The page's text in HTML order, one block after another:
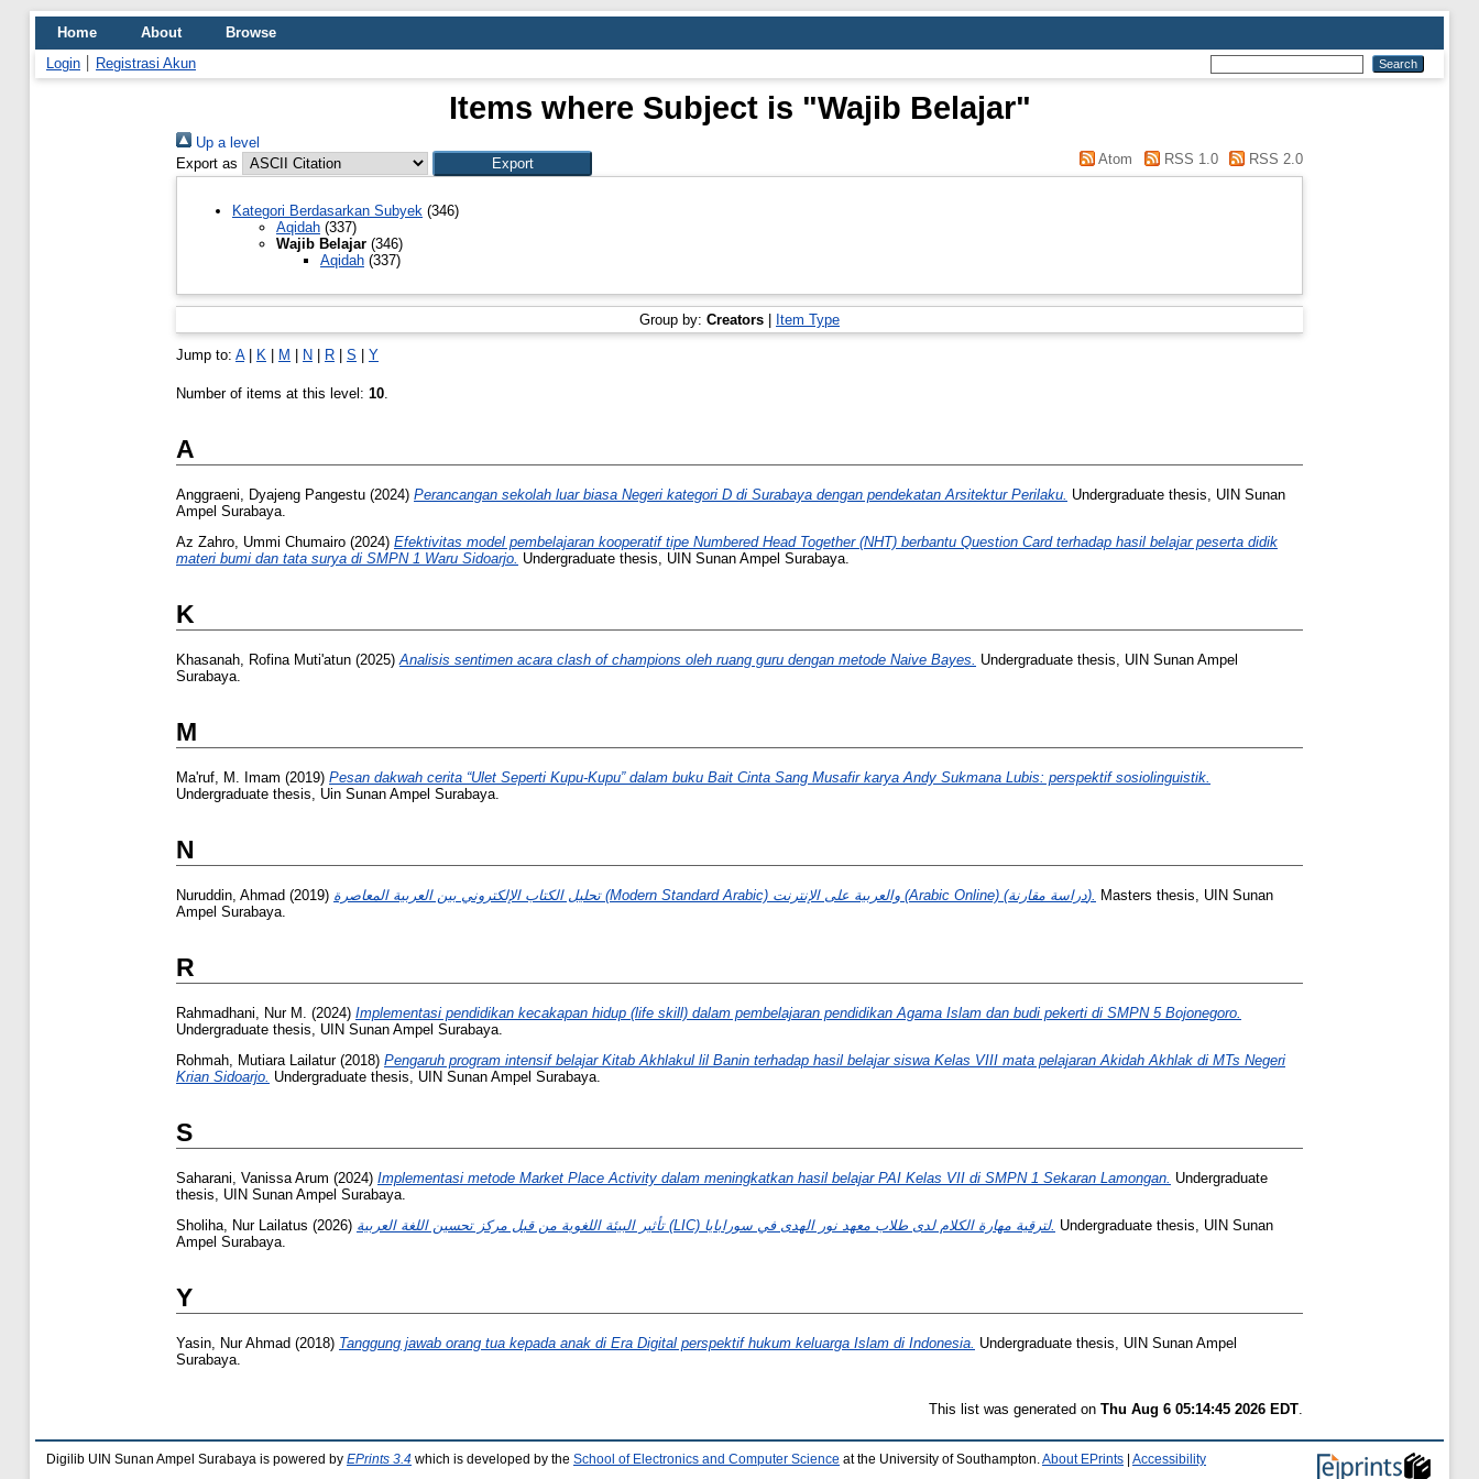
Home About
Browse
Login
Registrasi Akun
Items where Subject is "Wajib Belajar"
Up a level
Export as
Atom RSS 1.0 RSS 2.0
Kategori Berdasarkan Subyek (346)
Aqidah (337)
Wajib Belajar (346)
Aqidah (337)
Group by: Creators | Item Type
Jump to: A| K | M | N | R | S | Y
Number of items at this level: 10
A
Anggraeni, Dyajeng Pangestu (2024) Perancangan sekolah luar biasa Negeri kategori D di Surabaya dengan pendekatan Arsitektur Perilaku. Undergraduate thesis, UIN Sunan
Ampel Surabaya.
Az Zahro, Ummi Chumairo (2024) Efektivitas model pembelajaran kooperatif tipe Numbered Head Together (NHT) berbantu Question Card terhadap hasil belajar peserta didik
materi bumi dan tata surya di SMPN 1 Waru Sidoarjo. Undergraduate thesis, UIN Sunan Ampel Surabaya.
K
Khasanah, Rofina Muti'atun (2025) Analisis sentimen acara clash of champions oleh ruang guru dengan metode Naive Bayes.
Undergraduate thesis, UIN Sunan Ampel
Surabaya.
M
Ma'ruf, M. Imam (2019) Pesan dakwah cerita “Ulet Seperti Kupu-Kupu” dalam buku Bait Cinta Sang Musafir karya Andy Sukmana Lubis: perspektif sosiolinguistik.
Undergraduate thesis, Uin Sunan Ampel Surabaya.
N
Nuruddin, Ahmad (2019) تحليل الكتاب الإلكتروني بين العربية المعاصرة (Modern Standard Arabic) والعربية على الإنترنت (Arabic Online) (دراسة مقارنة).
Masters thesis, UIN Sunan
Ampel Surabaya.
R
Rahmadhani, Nur M. (2024) Implementasi pendidikan kecakapan hidup (life skill) dalam pembelajaran pendidikan Agama Islam dan budi pekerti di SMPN 5 Bojonegoro.
Undergraduate thesis, UIN Sunan Ampel Surabaya.
Rohmah, Mutiara Lailatur(2018) Pengaruh program intensif belajar Kitab Akhlakul lil Banin terhadap hasil belajar siswa Kelas VIII mata pelajaran Akidah Akhlak di MTs Negeri
Krian Sidoarjo. Undergraduate thesis, UIN Sunan Ampel Surabaya.
S
Saharani, Vanissa Arum (2024) Implementasi metode Market Place Activity dalam meningkatkan hasil belajar PAI Kelas VII di SMPN 1 Sekaran Lamongan. Undergraduate
thesis, UIN Sunan Ampel Surabaya.
Sholiha, Nur Lailatus (2026) تأثير البيئة اللغوية من قبل مركز تحسين اللغة العربية (LIC) لترقية مهارة الكلام لدى طلاب معهد نور الهدى في سورابايا. Undergraduate thesis, UIN Sunan
Ampel Surabaya.
Y
Yasin, Nur Ahmad (2018) Tanggung jawab orang tua kepada anak di Era Digital perspektif hukum keluarga Islam di Indonesia. Undergraduate thesis, UIN Sunan Ampel
Surabaya.
This list was generated on Thu Aug 6 05:14:45 2026 EDT
Digilib UIN Sunan Ampel Surabaya is powered by EPrints 3.4 which is developed by the School of Electronics and Computer Science at the University of Southampton. About EPrints Accessibility